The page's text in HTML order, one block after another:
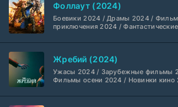
Страна боев (2026)
1 сезон
1 сезон
высоким рейтингом / Интересные
Крутые фильмы / Популярные
Фоллаут (2024)
Боевики 2024 / Драмы 2024 /
приключения 2024 /
смотреть / Сериалы в 4K UHD /
Жребий (2024)
Ужасы 2024 / Зарубежные фильмы
Фильмы осени 2024 / Новинки кино
Американские фильмы / Фильмы